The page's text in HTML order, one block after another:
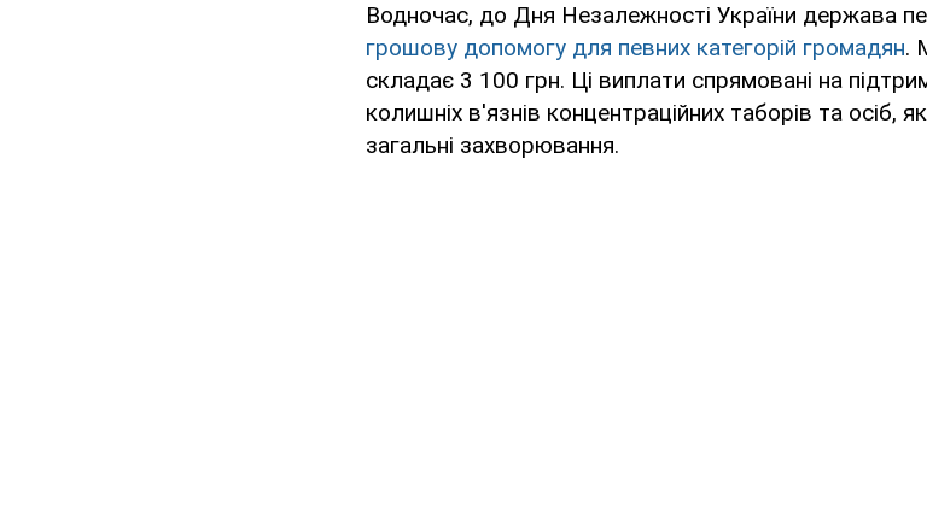
Водночас, до Дня Незалежності України держава
грошову допомогу для певних категорій громадян.
складає 3 100 грн. Ці виплати спрямовані на
колишніх в'язнів концентраційних таборів та осіб,
загальні захворювання.